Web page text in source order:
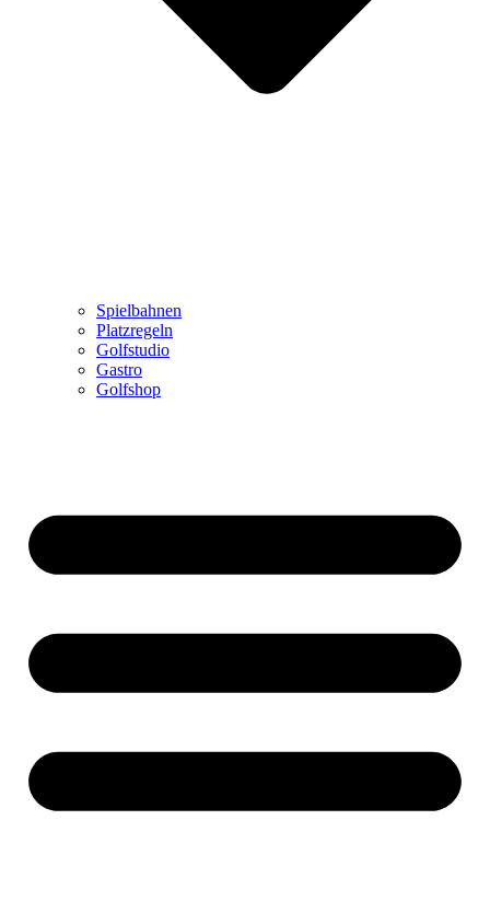
Spielbahnen
Platzregeln
Golfstudio
Gastro
Golfshop